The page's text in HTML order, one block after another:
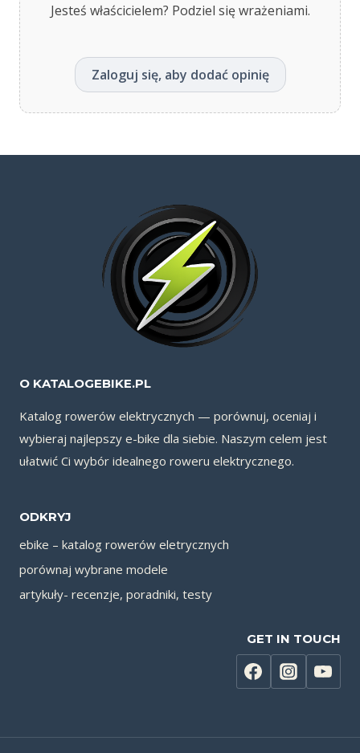
Jesteś właścicielem? Podziel się wrażeniami.
Zaloguj się, aby dodać opinię
O KATALOGEBIKE.PL
Katalog rowerów elektrycznych — porównuj, oceniaj i
wybieraj najlepszy e-bike dla siebie. Naszym celem jest
ułatwić Ci wybór idealnego roweru elektrycznego.
ODKRYJ
ebike – katalog rowerów eletrycznych
porównaj wybrane modele
artykuły- recenzje, poradniki, testy
GET IN TOUCH